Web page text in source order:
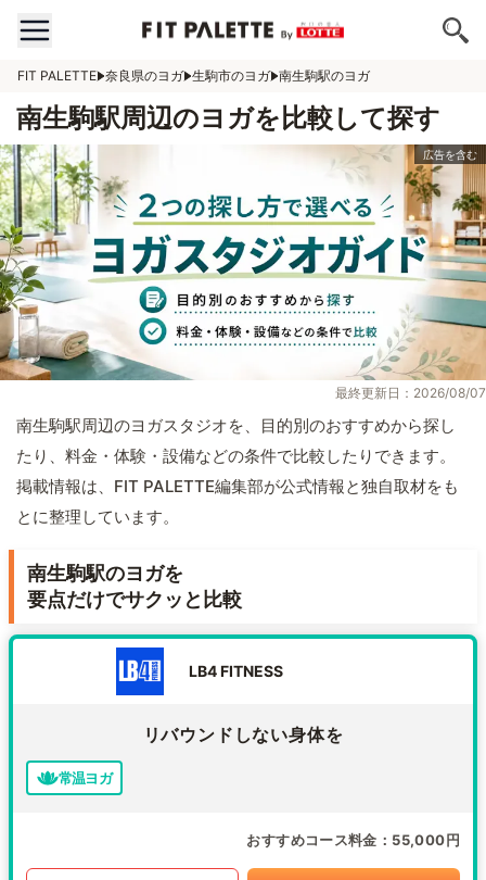
FIT PALETTE 奈良県のヨガ 生駒市のヨガ 南生駒駅のヨガ
南生駒駅周辺のヨガを比較して探す
最終更新日：2026/08/07
南生駒駅周辺のヨガスタジオを、目的別のおすすめから探し
たり、料金・体験・設備などの条件で比較したりできます。
掲載情報は、FIT PALETTE編集部が公式情報と独自取材をも
とに整理しています。
南生駒駅のヨガを
要点だけでサクッと比較
LB4 FITNESS
リバウンドしない身体を
常温ヨガ
おすすめコース料金 55,000円